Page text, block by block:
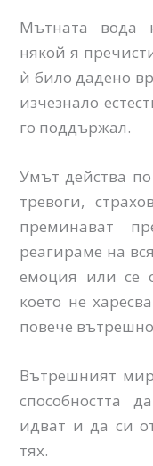
Мътната вода
някой я
ѝ било дадено
изчезнало
го поддържал.
Умът действа
тревоги,
преминават
реагираме на
емоция или се
което не
повече
Вътрешният
способността
идват и да си
тях.